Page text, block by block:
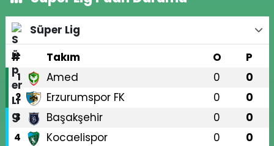
Süper Lig
#
Takım O P
1 Amed 0 0
2 Erzurumspor FK 0 0
3 Başakşehir 0 0
4 Kocaelispor 0 0